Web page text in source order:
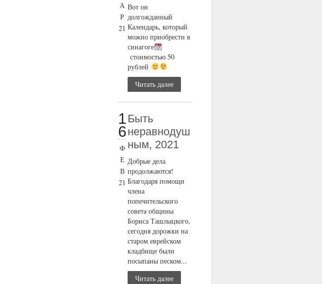
А
Р
21
Вот он
долгожданный
Календарь, который
можно приобрести в
синагоге
стоимостью 50
рублей
Читать далее
1
6
Ф
Е
В
21
Быть
неравнодуш
ным, 2021
Добрые дела
продолжаются!
Благодаря помощи
члена
попечительского
совета общины
Бориса Ташлыцкого,
сегодня дорожки на
старом еврейском
кладбище были
посыпаны песком...
Читать далее